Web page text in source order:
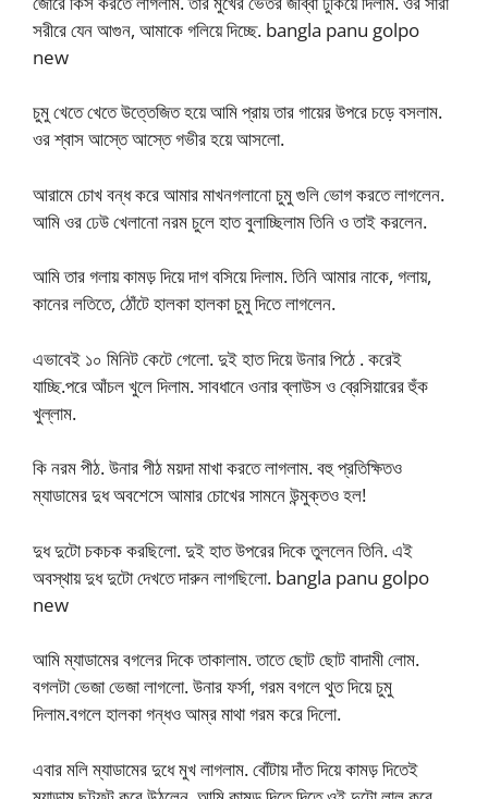
সরীরে যেন আগুন, আমাকে গলিয়ে দিচ্ছে. bangla panu golpo
new
চুমু খেতে খেতে উত্তেজিত হয়ে আমি প্রায় তার গায়ের উপরে চড়ে বসলাম.
ওর শ্বাস আস্তে আস্তে গভীর হয়ে আসলো.
আরামে চোখ বন্ধ করে আমার মাখনগলানো চুমু গুলি ভোগ করতে লাগলেন.
আমি ওর ঢেউ খেলানো নরম চুলে হাত বুলাচ্ছিলাম তিনি ও তাই করলেন.
আমি তার গলায় কামড় দিয়ে দাগ বসিয়ে দিলাম. তিনি আমার নাকে, গলায়,
কানের লতিতে, ঠোঁটে হালকা হালকা চুমু দিতে লাগলেন.
এভাবেই ১০ মিনিট কেটে গেলো. দুই হাত দিয়ে উনার পিঠে . করেই
যাচ্ছি.পরে আঁচল খুলে দিলাম. সাবধানে ওনার ব্লাউস ও ব্রেসিয়ারের হুঁক
খুল্লাম.
কি নরম পীঠ. উনার পীঠ ময়দা মাখা করতে লাগলাম. বহু প্রতিক্ষিতও
ম্যাডামের দুধ অবশেসে আমার চোখের সামনে উন্মুক্তও হল!
দুধ দুটো চকচক করছিলো. দুই হাত উপরের দিকে তুললেন তিনি. এই
অবস্থায় দুধ দুটো দেখতে দারুন লাগছিলো. bangla panu golpo
new
আমি ম্যাডামের বগলের দিকে তাকালাম. তাতে ছোট ছোট বাদামী লোম.
বগলটা ভেজা ভেজা লাগলো. উনার ফর্সা, গরম বগলে থুত দিয়ে চুমু
দিলাম.বগলে হালকা গন্ধও আম্‌র মাথা গরম করে দিলো.
এবার মলি ম্যাডামের দুধে মুখ লাগলাম. বোঁটায় দাঁত দিয়ে কামড় দিতেই